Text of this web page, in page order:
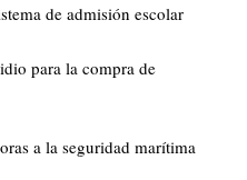
de admisión escolar
para la compra de
a la seguridad marítima